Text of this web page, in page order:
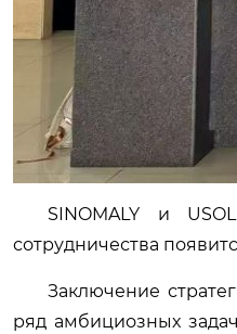
SINOMALY и
сотрудничества
Заключение
ряд амбициозных